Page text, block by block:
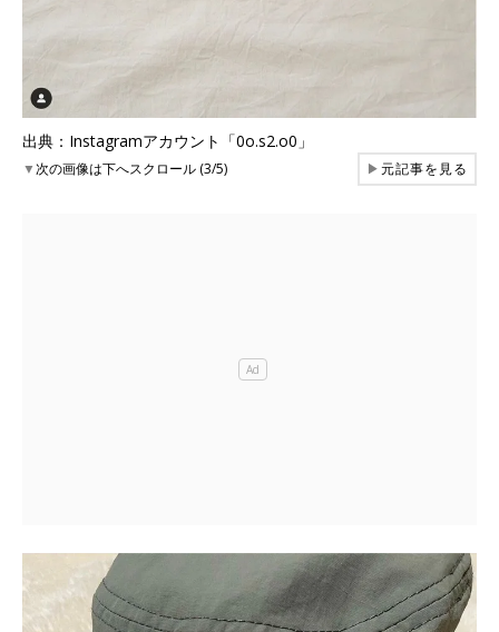
出典：Instagramアカウント「0o.s2.o0」
▼次の画像は下へスクロール (3/5) ▶元記事を見る